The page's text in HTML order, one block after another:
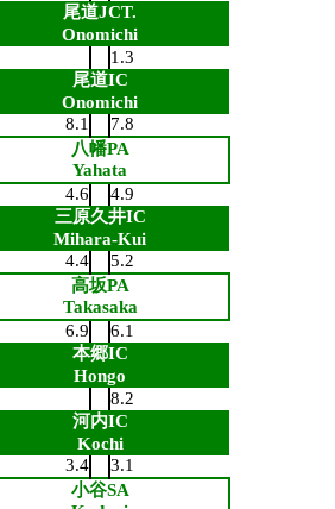
尾道JCT.
Onomichi
1.3
尾道IC
Onomichi
8.1
7.8
八幡PA
Yahata
4.6
4.9
三原久井IC
Mihara-Kui
4.4
5.2
高坂PA
Takasaka
6.9
6.1
本郷IC
Hongo
8.2
河内IC
Kochi
3.4
3.1
小谷SA